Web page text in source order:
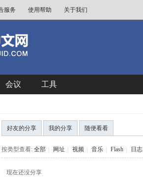
服务 使用帮助 关于我们
会议 工具
好友的分享 我的分享 随便看看
按类型查看: 全部 网址 视频 音乐 Flash 日志
现在还没分享